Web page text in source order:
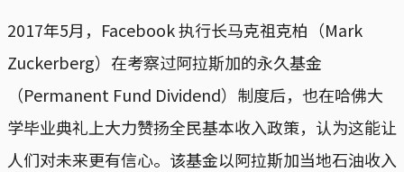
2017年5月，Facebook 执行长马克祖克柏（Mark
Zuckerberg）在考察过阿拉斯加的永久基金
（Permanent Fund Dividend）制度后，也在哈佛大
学毕业典礼上大力赞扬全民基本收入政策，认为这能让
人们对未来更有信心。该基金以阿拉斯加当地石油收入